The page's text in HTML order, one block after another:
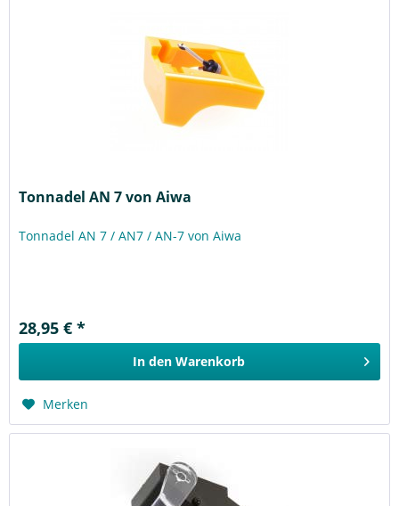
Tonnadel AN 7 von Aiwa
Tonnadel AN 7 / AN7 / AN-7 von Aiwa
28,95 € *
In den Warenkorb
Merken